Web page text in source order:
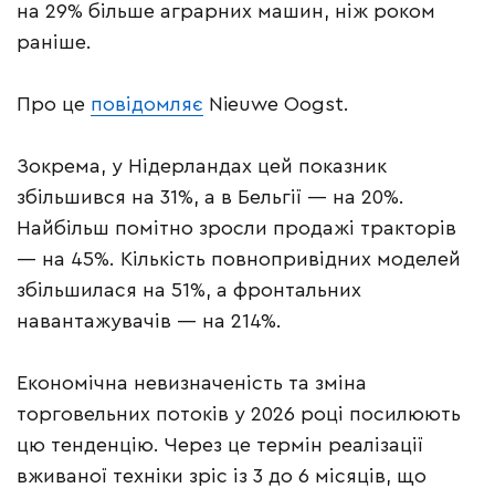
на 29% більше аграрних машин, ніж роком
раніше.
Про це повідомляє Nieuwe Oogst.
Зокрема, у Нідерландах цей показник
збільшився на 31%, а в Бельгії — на 20%.
Найбільш помітно зросли продажі тракторів
— на 45%. Кількість повнопривідних моделей
збільшилася на 51%, а фронтальних
навантажувачів — на 214%.
Економічна невизначеність та зміна
торговельних потоків у 2026 році посилюють
цю тенденцію. Через це термін реалізації
вживаної техніки зріс із 3 до 6 місяців, що